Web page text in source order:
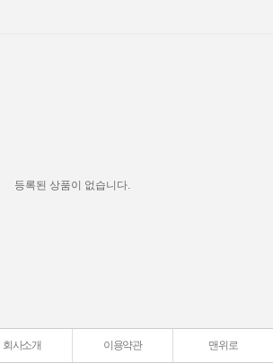
등록된 상품이 없습니다.
회사소개 이용약관 맨위로